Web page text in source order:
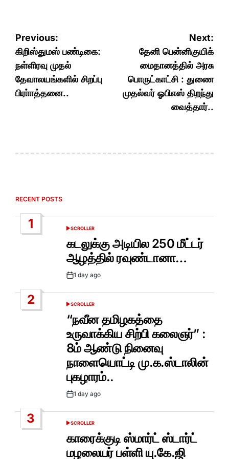
Post
navigation
Previous:
கிறிஸ்துமஸ் பண்டிகை:
நள்ளிரவு முதல்
தேவாலயங்களில் சிறப்பு
பிரா்ாத்தனை..
Next:
தேனி பென்னிகுயிக்
மைதானத்தில் அரசு
பொருட்காட்சி : துணை
முதல்வர் ஓபிஎஸ் திறந்து
வைத்தார்..
RECENT POSTS
1
POSTED
SCROLLER
கடலுக்கு அடியில 250 மீட்டர்
ஆழத்தில் ரவுண்டானா…
Post1 day ago
2
POSTED
IN
SCROLLER
“நவீன தமிழகத்தை
உருவாக்கிய சிற்பி கலைஞர்” :
8ம் ஆண்டு நினைவு
நாளையொட்டி மு.க.ஸ்டாலின்
புகழாரம்..
Post1 day ago
3
POSTED
SCROLLER
காரைக்குடி ஸ்மார்ட் ஸ்டார்ட்
மழலையர் பள்ளி யு.கே.ஜி